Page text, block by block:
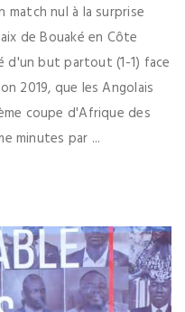
match nul à la surprise
de Bouaké en Côte
d'un but partout (1-1) face
2019, que les Angolais
coupe d'Afrique des
minutes par ...